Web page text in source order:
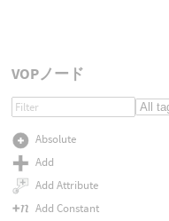
VOPノード
Absolute
Add
Add Attribute
Add Constant